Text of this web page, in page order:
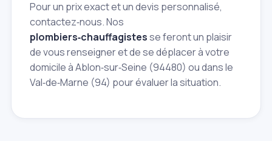
Pour un prix exact et un devis personnalisé,
contactez‑nous. Nos
plombiers‑chauffagistesse feront un plaisir
de vous renseigner et de se déplacer à votre
domicile à Ablon‑sur‑Seine (94480) ou dans le
Val‑de‑Marne (94) pour évaluer la situation.